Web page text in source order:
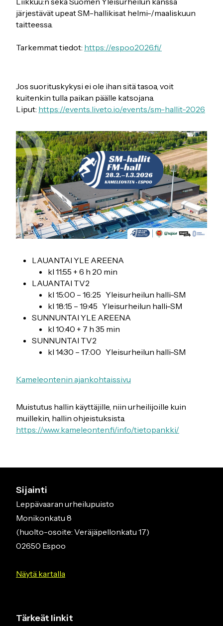
järjestävät upeat SM-hallikisat helmi-/maaliskuun
taitteessa.
Tarkemmat tiedot: https://espoo2026.fi/
Jos suorituskykysi ei ole ihan sitä tasoa, voit
kuitenkin tulla paikan päälle katsojana.
Liput: https://events.liveto.io/events/sm-hallit-2026
LAUANTAI YLE AREENA
kl 11:55 + 6 h 20 min
LAUANTAI TV2
kl 15:00 – 16:25 Yleisurheilun halli-SM
kl 18:15 – 19:45 Yleisurheilun halli-SM
SUNNUNTAI YLE AREENA
kl 10:40 + 7 h 35 min
SUNNUNTAI TV2
kl 14:30 – 17:00 Yleisurheilun halli-SM
Kameleontenin ajankohtaissivu
Muistutus hallin käyttäjille, niin urheilijoille kuin
muillekin, hallin ohjeistuksista.
https://www.kameleonten.fi/info/tietopankki/
Sijainti
Leppävaaran urheilupuisto
Monikonkatu 8
(huolto-osoite: Veräjäpellonkatu 17)
02650 Espoo
Näytä kartalla
Tärkeät linkit